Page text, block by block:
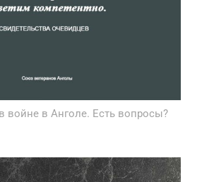
войне в Анголе. Есть вопросы?